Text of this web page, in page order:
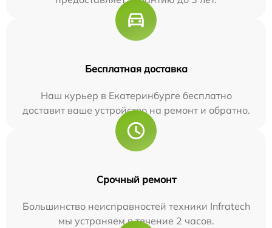
Бесплатная доставка
Наш курьер в Екатеринбурге бесплатно
доставит ваше устройство на ремонт и обратно.
Срочный ремонт
Большинство неисправностей техники Infratech
мы устраняем в течение 2 часов.